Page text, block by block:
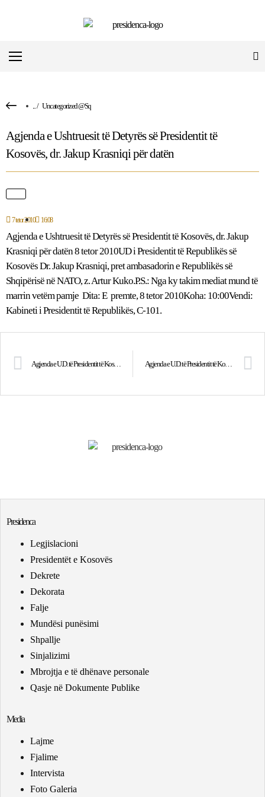
.../ Uncategorized @sq
Agjenda e Ushtruesit të Detyrës së Presidentit të
Kosovës, dr. Jakup Krasniqi për datën
7 tetor 2010 16:08
Agjenda e Ushtruesit të Detyrës së Presidentit të Kosovës, dr. Jakup
Krasniqi për datën 8 tetor 2010UD i Presidentit të Republikës së
Kosovës Dr. Jakup Krasniqi, pret ambasadorin e Republikës së
Shqipërisë në NATO, z. Artur Kuko.P.S.: Nga ky takim mediat mund të
marrin vetëm pamje Dita: E premte, 8 tetor 2010Koha: 10:00Vendi:
Kabineti i Presidentit të Republikës, C-101.
Agjenda e U.D. të Presidentit të Kosovës, dr. Jakup Krasniqi për datën 7 tetor 2010 Agjenda e U.D. të Presidentit të Kosovës, dr. Jakup Krasniqi për datën 8 tetor 2010
Presidenca
Legjislacioni
Presidentët e Kosovës
Dekrete
Dekorata
Falje
Mundësi punësimi
Shpallje
Sinjalizimi
Mbrojtja e të dhënave personale
Qasje në Dokumente Publike
Media
Lajme
Fjalime
Intervista
Foto Galeria